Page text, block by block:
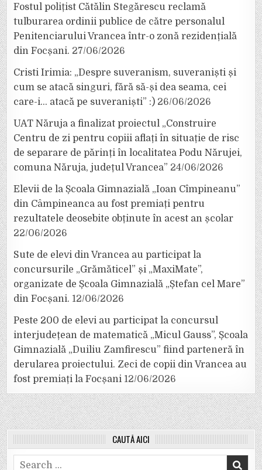
Fostul polițist Cătălin Stegărescu reclamă
tulburarea ordinii publice de către personalul
Penitenciarului Vrancea într-o zonă rezidențială
din Focșani. 27/06/2026
Cristi Irimia: „Despre suveranism, suveraniști și
cum se atacă singuri, fără să-și dea seama, cei
care-i… atacă pe suveraniști” :) 26/06/2026
UAT Năruja a finalizat proiectul „Construire
Centru de zi pentru copiii aflați în situație de risc
de separare de părinți în localitatea Podu Nărujei,
comuna Năruja, județul Vrancea” 24/06/2026
Elevii de la Școala Gimnazială „Ioan Cîmpineanu”
din Câmpineanca au fost premiați pentru
rezultatele deosebite obținute în acest an școlar
22/06/2026
Sute de elevi din Vrancea au participat la
concursurile „Grămăticel” și „MaxiMate”,
organizate de Școala Gimnazială „Ștefan cel Mare”
din Focșani. 12/06/2026
Peste 200 de elevi au participat la concursul
interjudețean de matematică „Micul Gauss”, Școala
Gimnazială „Duiliu Zamfirescu” fiind parteneră în
derularea proiectului. Zeci de copii din Vrancea au
fost premiați la Focșani 12/06/2026
CAUTĂ AICI
Search